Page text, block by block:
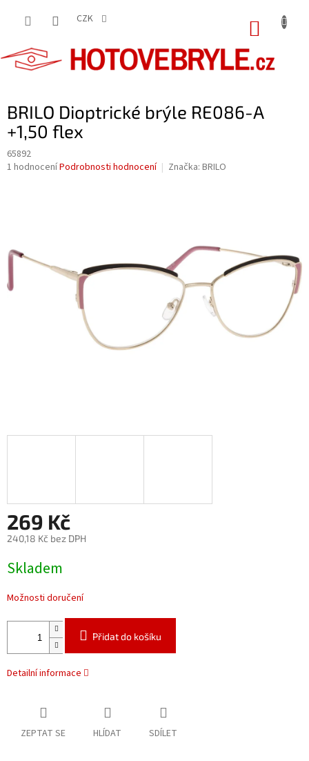
CZK
BRILO Dioptrické brýle RE086-A
+1,50 flex
65892
Průměrné
hvězdiček.
1 hodnoceníPodrobnosti hodnocení Značka: BRILO
269 Kč
240,18 Kč bez DPH
cena:
Skladem
Možnosti doručení
Přidat do košíku
Detailní informace
ZEPTAT SE HLÍDAT SDÍLET